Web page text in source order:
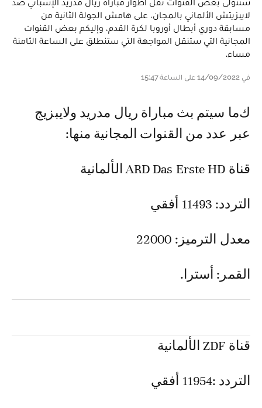
ستتولى بعض القنوات نقل أطوار مباراة ريال مدريد الإسباني ضد
لايبزيتش الألماني بالمجان، على هامش الجولة الثانية من
مسابقة دوري أبطال أوروبا لكرة القدم، وإليكم بعض القنوات
المجانية التي ستنقل المواجهة التي ستنطلق على الساعة الثامنة
مساء.
في 14/09/2022 على الساعة 15:47
كما سيتم بث مباراة ريال مدريد ولايبزيج
عبر عدد من القنوات المجانية منها:
قناة ARD Das Erste HD الألمانية
التردد: 11493 أفقي
معدل الترميز: 22000
القمر: أسترا.
قناة ZDF الألمانية
التردد :11954 أفقي